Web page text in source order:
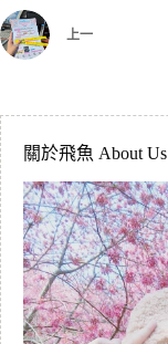
上一
關於飛魚 About Us